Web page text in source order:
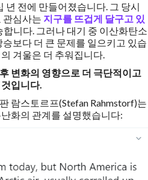
년 전에 만들어졌습니다. 그 당시
관심사는 지구를 뜨겁게 달구고 있
니다. 그러나 대기 중 이산화탄소
보다 더 큰 문제를 일으키고 있습
겨울은 더 추워집니다.
변화의 영향으로 더 극단적이고
입니다.
람스토르프(Stefan Rahmstorf)는
화의 관계를 설명했습니다: